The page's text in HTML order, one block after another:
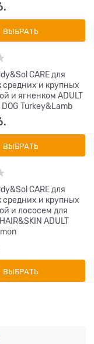
ВЫБРАТЬ
CARE для
средних и крупных
и ягненком ADULT
DOG Turkey&Lamb
ВЫБРАТЬ
CARE для
средних и крупных
и лососем для
ADULT
ВЫБРАТЬ